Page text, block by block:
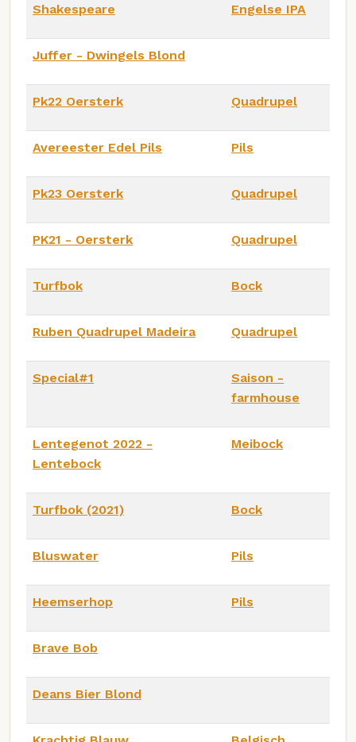
Shakespeare Engelse IPA
Juffer - Dwingels Blond
Pk22 Oersterk Quadrupel
Avereester Edel Pils Pils
Pk23 Oersterk Quadrupel
PK21 - Oersterk Quadrupel
Turfbok Bock
Ruben Quadrupel Madeira Quadrupel
Special#1
Saison -
farmhouse
Lentegenot 2022 -
Lentebock
Meibock
Turfbok (2021) Bock
Bluswater Pils
Heemserhop Pils
Brave Bob
Deans Bier Blond